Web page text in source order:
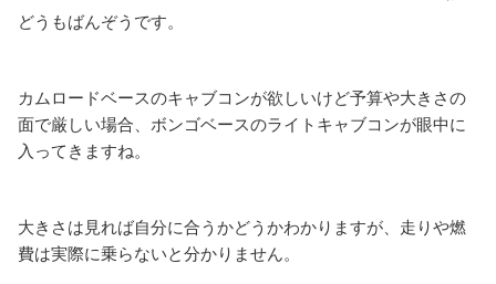
どうもばんぞうです。
カムロードベースのキャブコンが欲しいけど予算や大きさの
面で厳しい場合、ボンゴベースのライトキャブコンが眼中に
入ってきますね。
大きさは見れば自分に合うかどうかわかりますが、走りや燃
費は実際に乗らないと分かりません。